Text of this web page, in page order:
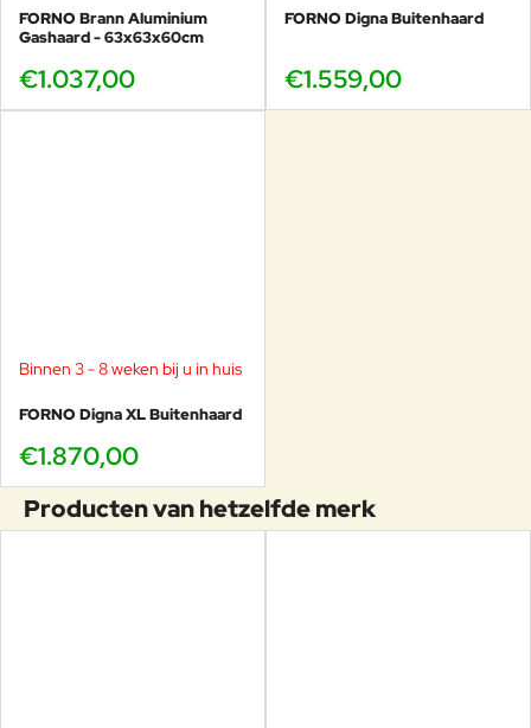
FORNO Brann Aluminium
Gashaard - 63x63x60cm
€1.037,00
FORNO Digna Buitenhaard
€1.559,00
Binnen 3 - 8 weken bij u in huis
FORNO Digna XL Buitenhaard
€1.870,00
Producten van hetzelfde merk